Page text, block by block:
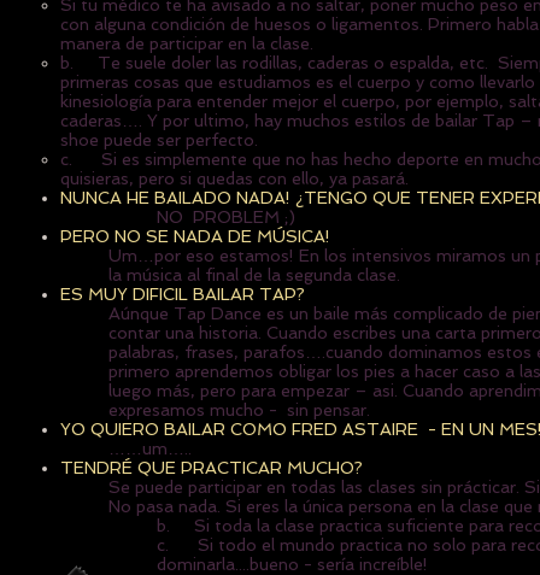
Si tu médico te ha avisado a no saltar, poner mucho peso
con alguna condición de huesos o ligamentos. Primero
manera de participar en la clase.
b. Te suele doler las rodillas, caderas o espalda, etc.
primeras cosas que estudiamos es el cuerpo y como
kinesiología para entender mejor el cuerpo, por ejemplo,
caderas…. Y por ultimo, hay muchos estilos de bailar Tap
shoe puede ser perfecto.
c. Si es simplemente que no has hecho deporte en
quisieras, pero si quedas con ello, ya pasará.
NUNCA HE BAILADO NADA! ¿TENGO QUE TENER
NO PROBLEM ;)
PERO NO SE NADA DE MÚSICA!
Um…por eso estamos! En los intensivos miramos un
la música al final de la segunda clase.
ES MUY DIFICIL BAILAR TAP?
Aúnque Tap Dance es un baile más complicado de
contar una historia. Cuando escribes una carta
palabras, frases, parafos….cuando dominamos
primero aprendemos obligar los pies a hacer caso a
luego más, pero para empezar – asi. Cuando
expresamos mucho - sin pensar.
YO QUIERO BAILAR COMO FRED ASTAIRE - EN UN
……um…..
TENDRÉ QUE PRACTICAR MUCHO?
Se puede participar en todas las clases sin prácticar.
No pasa nada. Si eres la única persona en la clase
b. Si toda la clase practica suficiente para
c. Si todo el mundo practica no solo para
dominarla....bueno - sería increíble!